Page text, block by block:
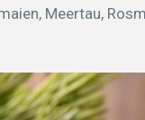
Meertau,